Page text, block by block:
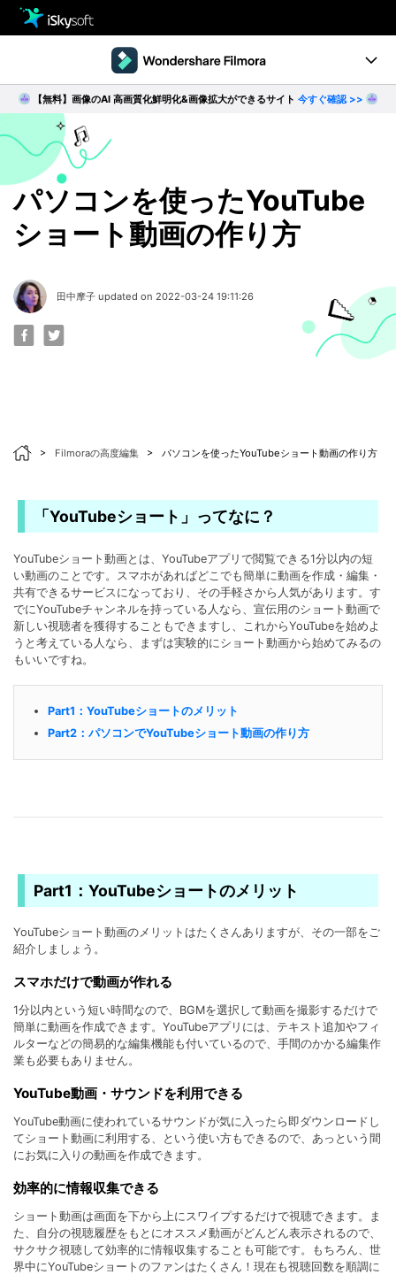
Utility
製品活用事例
ストア
ダウンロード
サポート
製品ページ
Filmstock
操作ガイド
動作環境
動画編集の基本とコツ
無料ダウンロード
【無料】画像のAI 高画質化鮮明化&画像拡大ができるサイト 今すぐ確認 >>
パソコンを使ったYouTube
ショート動画の作り方
田中摩子 updated on 2022-03-24 19:11:26
> Filmoraの高度編集 > パソコンを使ったYouTubeショート動画の作り方
「YouTubeショート」ってなに？
YouTubeショート動画とは、YouTubeアプリで閲覧できる1分以内の短
い動画のことです。スマホがあればどこでも簡単に動画を作成・編集・
共有できるサービスになっており、その手軽さから人気があります。す
でにYouTubeチャンネルを持っている人なら、宣伝用のショート動画で
新しい視聴者を獲得することもできますし、これからYouTubeを始めよ
うと考えている人なら、まずは実験的にショート動画から始めてみるの
もいいですね。
Part1：YouTubeショートのメリット
Part2：パソコンでYouTubeショート動画の作り方
Part1：YouTubeショートのメリット
YouTubeショート動画のメリットはたくさんありますが、その一部をご
紹介しましょう。
スマホだけで動画が作れる
1分以内という短い時間なので、BGMを選択して動画を撮影するだけで
簡単に動画を作成できます。YouTubeアプリには、テキスト追加やフィ
ルターなどの簡易的な編集機能も付いているので、手間のかかる編集作
業も必要もありません。
YouTube動画・サウンドを利用できる
YouTube動画に使われているサウンドが気に入ったら即ダウンロードし
てショート動画に利用する、という使い方もできるので、あっという間
にお気に入りの動画を作成できます。
効率的に情報収集できる
ショート動画は画面を下から上にスワイプするだけで視聴できます。ま
た、自分の視聴履歴をもとにオススメ動画がどんどん表示されるので、
サクサク視聴して効率的に情報収集することも可能です。もちろん、世
界中にYouTubeショートのファンはたくさん！現在も視聴回数を順調に